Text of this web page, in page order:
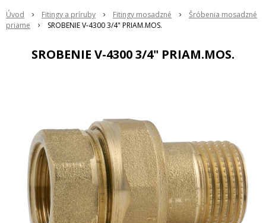
Úvod Fitingy a príruby Fitingy mosadzné
Šróbenia mosadzné
priame
SROBENIE V-4300 3/4" PRIAM.MOS.
SROBENIE V-4300 3/4" PRIAM.MOS.